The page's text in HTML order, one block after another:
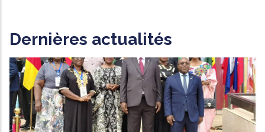
Dernières actualités